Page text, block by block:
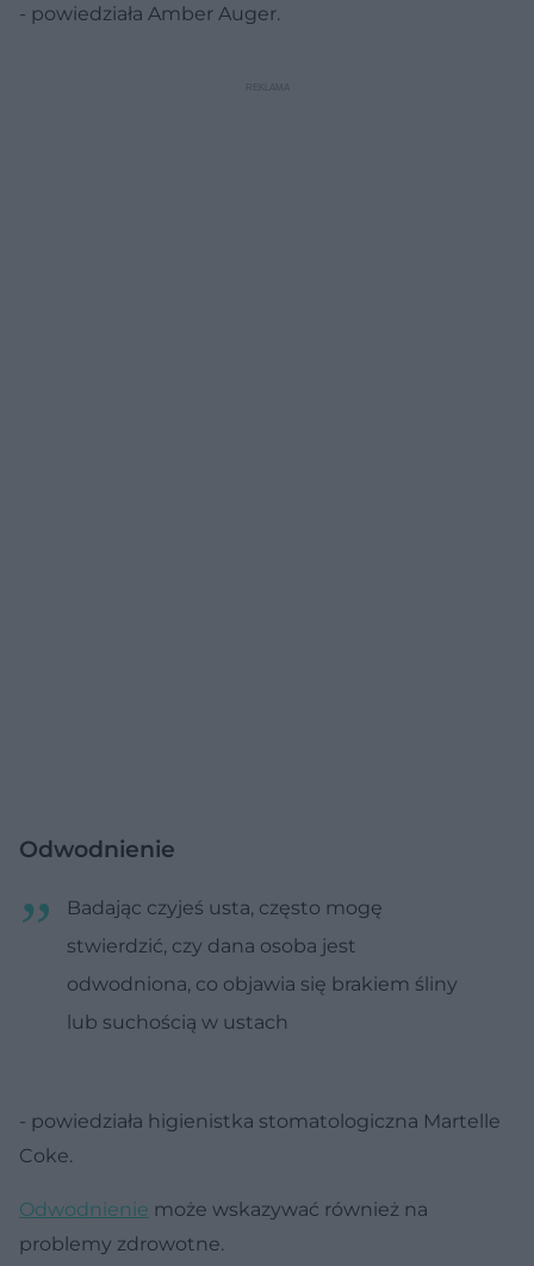
- powiedziała Amber Auger.
Odwodnienie
Badając czyjeś usta, często mogę
stwierdzić, czy dana osoba jest
odwodniona, co objawia się brakiem śliny
lub suchością w ustach
- powiedziała higienistka stomatologiczna Martelle
Coke.
Odwodnienie może wskazywać również na
problemy zdrowotne.